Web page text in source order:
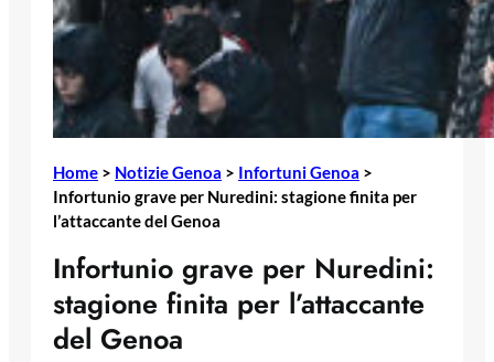
Home > Notizie Genoa > Infortuni Genoa >
Infortunio grave per Nuredini: stagione finita per
l’attaccante del Genoa
Infortunio grave per Nuredini:
stagione finita per l’attaccante
del Genoa